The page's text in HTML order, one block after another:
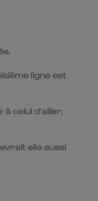
ligne est
celui d'ailier,
elle aussi